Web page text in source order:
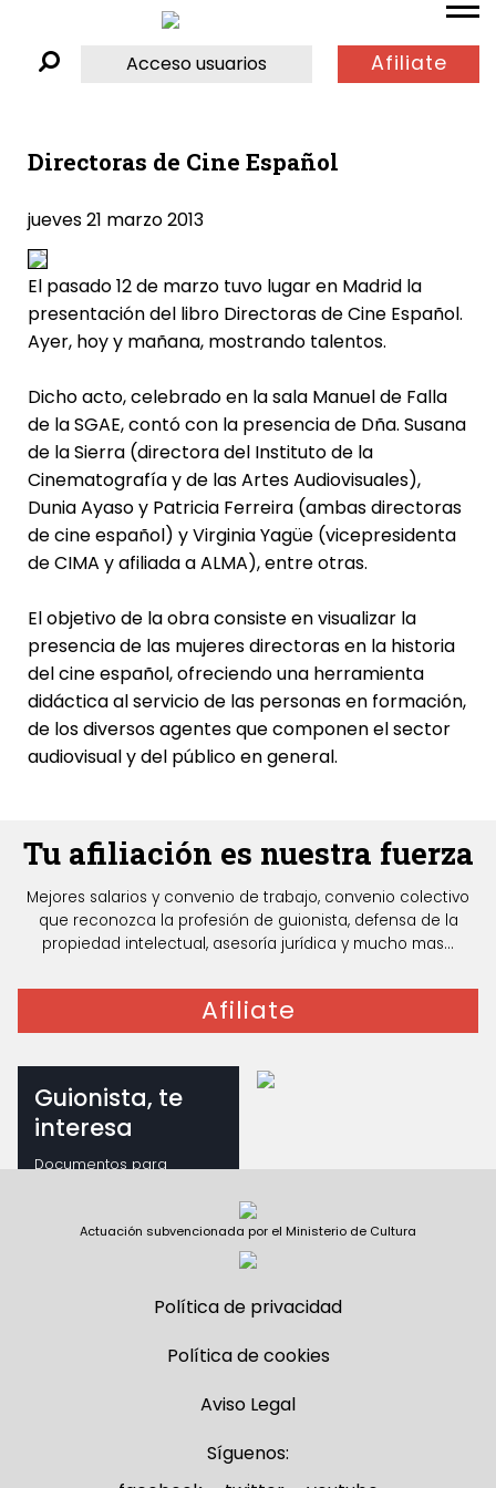
Acceso usuarios Afiliate
Directoras de Cine Español
jueves 21 marzo 2013
El pasado 12 de marzo tuvo lugar en Madrid la
presentación del libro Directoras de Cine Español.
Ayer, hoy y mañana, mostrando talentos.
Dicho acto, celebrado en la sala Manuel de Falla
de la SGAE, contó con la presencia de Dña. Susana
de la Sierra (directora del Instituto de la
Cinematografía y de las Artes Audiovisuales),
Dunia Ayaso y Patricia Ferreira (ambas directoras
de cine español) y Virginia Yagüe (vicepresidenta
de CIMA y afiliada a ALMA), entre otras.
El objetivo de la obra consiste en visualizar la
presencia de las mujeres directoras en la historia
del cine español, ofreciendo una herramienta
didáctica al servicio de las personas en formación,
de los diversos agentes que componen el sector
audiovisual y del público en general.
Tu afiliación es nuestra fuerza
Mejores salarios y convenio de trabajo, convenio colectivo
que reconozca la profesión de guionista, defensa de la
propiedad intelectual, asesoría jurídica y mucho mas...
Afiliate
Guionista, te
interesa
Documentos para
Actuación subvencionada por el Ministerio de Cultura
Política de privacidad
Política de cookies
Aviso Legal
Síguenos: